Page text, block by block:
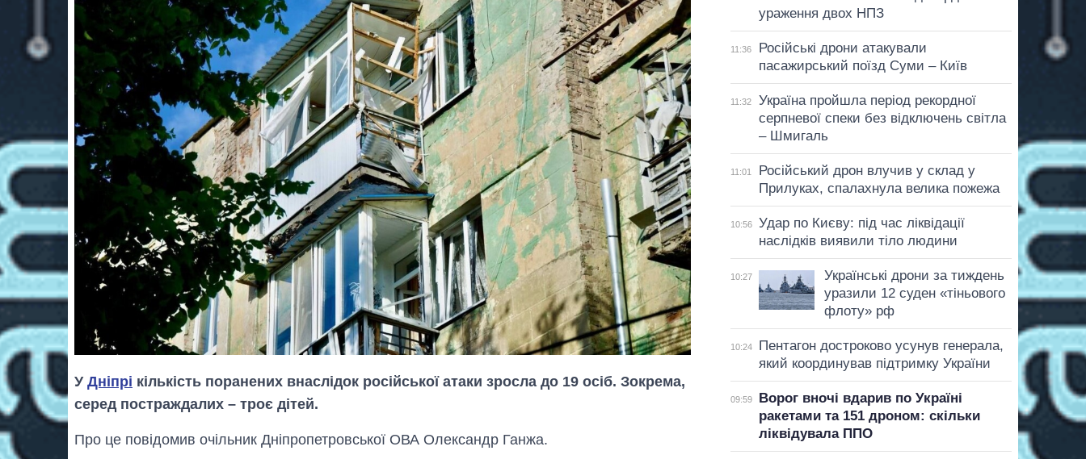
У Дніпрі кількість поранених внаслідок російської атаки зросла до 19 осіб. Зокрема,
серед постраждалих – троє дітей.
Про це повідомив очільник Дніпропетровської ОВА Олександр Ганжа.
ураження двох НПЗ
11:36
Російські дрони атакували
пасажирський поїзд Суми – Київ
11:32
Україна пройшла період рекордної
серпневої спеки без відключень світла
– Шмигаль
11:01
Російський дрон влучив у склад у
Прилуках, спалахнула велика пожежа
10:56
Удар по Києву: під час ліквідації
наслідків виявили тіло людини
10:27
Українські дрони за тиждень
уразили 12 суден «тіньового
флоту» рф
10:24
Пентагон достроково усунув генерала,
який координував підтримку України
09:59
Ворог вночі вдарив по Україні
ракетами та 151 дроном: скільки
ліквідувала ППО